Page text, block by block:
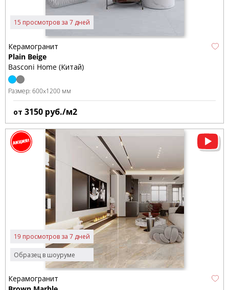
15 просмотров за 7 дней
Керамогранит
Plain Beige
Basconi Home (Китай)
Размер: 600x1200 мм
от 3150 руб./м2
Образец в шоуруме
19 просмотров за 7 дней
Керамогранит